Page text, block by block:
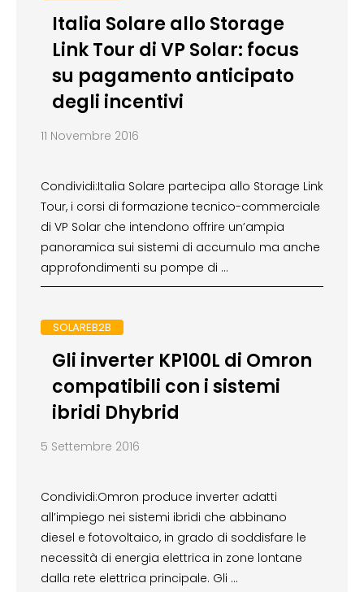
Italia Solare allo Storage
Link Tour di VP Solar: focus
su pagamento anticipato
degli incentivi
11 Novembre 2016
Condividi:Italia Solare partecipa allo Storage Link
Tour, i corsi di formazione tecnico-commerciale
di VP Solar che intendono offrire un’ampia
panoramica sui sistemi di accumulo ma anche
approfondimenti su pompe di …
SOLAREB2B
Gli inverter KP100L di Omron
compatibili con i sistemi
ibridi Dhybrid
5 Settembre 2016
Condividi:Omron produce inverter adatti
all’impiego nei sistemi ibridi che abbinano
diesel e fotovoltaico, in grado di soddisfare le
necessità di energia elettrica in zone lontane
dalla rete elettrica principale. Gli …